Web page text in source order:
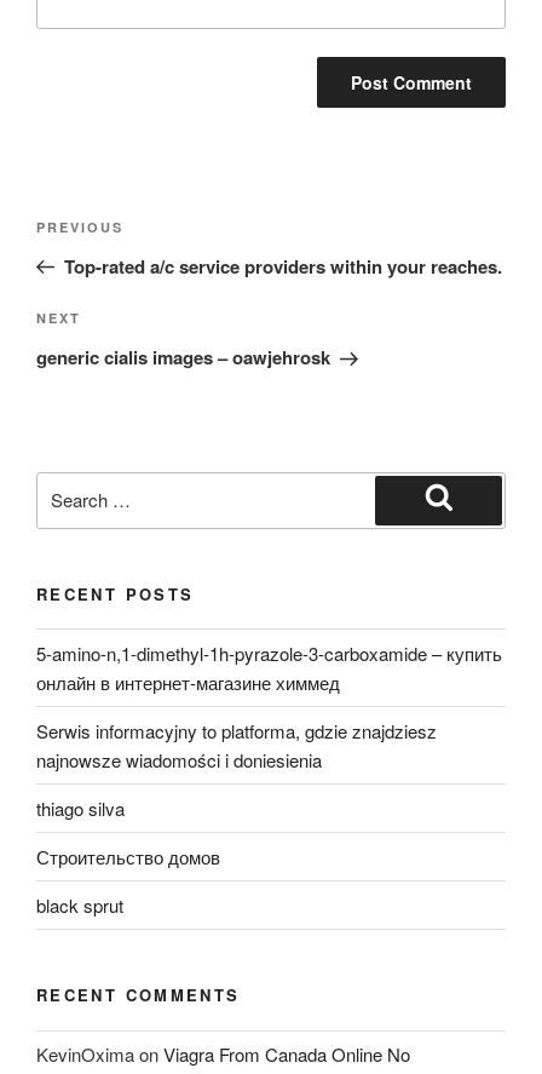
Previous
Post
PREVIOUS
Top-rated a/c service providers within your reaches.
Next
Post
NEXT
generic cialis images – oawjehrosk
for:
Search
RECENT POSTS
5-amino-n,1-dimethyl-1h-pyrazole-3-carboxamide – купить
онлайн в интернет-магазине химмед
Serwis informacyjny to platforma, gdzie znajdziesz
najnowsze wiadomości i doniesienia
thiago silva
Строительство домов
black sprut
RECENT COMMENTS
KevinOximaonViagra From Canada Online No